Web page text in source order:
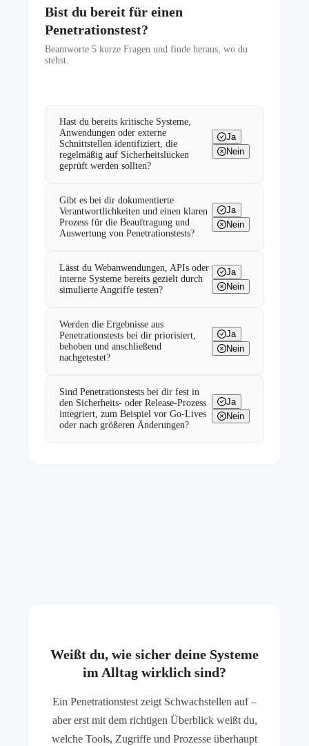
Bist du bereit für einen
Penetrationstest?
Beantworte 5 kurze Fragen und finde heraus, wo du
stehst.
Hast du bereits kritische Systeme,
Anwendungen oder externe
Schnittstellen identifiziert, die
regelmäßig auf Sicherheitslücken
geprüft werden sollten?
Ja
Nein
Gibt es bei dir dokumentierte
Verantwortlichkeiten und einen klaren
Prozess für die Beauftragung und
Auswertung von Penetrationstests?
Ja
Nein
Lässt du Webanwendungen, APIs oder
interne Systeme bereits gezielt durch
simulierte Angriffe testen?
Ja
Nein
Werden die Ergebnisse aus
Penetrationstests bei dir priorisiert,
behoben und anschließend
nachgetestet?
Ja
Nein
Sind Penetrationstests bei dir fest in
den Sicherheits- oder Release-Prozess
integriert, zum Beispiel vor Go-Lives
oder nach größeren Änderungen?
Ja
Nein
Weißt du, wie sicher deine Systeme
im Alltag wirklich sind?
Ein Penetrationstest zeigt Schwachstellen auf –
aber erst mit dem richtigen Überblick weißt du,
welche Tools, Zugriffe und Prozesse überhaupt